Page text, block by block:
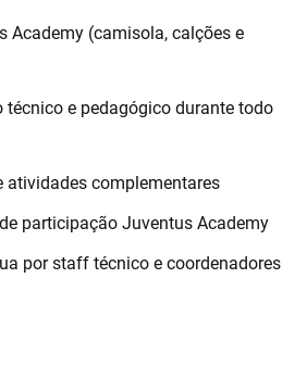
Academy (camisola, calções e
e pedagógico durante todo
atividades complementares
participação Juventus Academy
por staff técnico e coordenadores